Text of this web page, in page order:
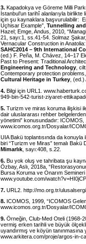
3. Kapadokya ve Göreme Milli
İstanbul’un tarihî alanlarıyla birlikte
için şu kaynaklara başvurulabilir:
Uçhisar Example”, Tunnelling
Hazel; Emge, Andus, 2010,
21, sayı:1, ss.41-54. Solmaz
Vernacular Construction in
SAHC2014 – 9th International
(ed.) F. Peña, M. Chávez, 14–17
Past to Present: Traditional
Engineering and Technology ,
Contemporary protection
Cultural Heritage in Turkey ,
4. Bilgi için URL1.
949-bin-542-turist-ziyaret-
5. Turizm ve miras koruma ilişkisi
dair uluslararası rehber
yönetimi” konusundadır: ICOMOS,
www.icomos.org.tr/Dosyalar/
UIA Bakü toplantısında da konuyla
biri “Turizm ve Miras” temalı Bakü
Mimarlık , sayı:408, s.22.
6. Bu yok oluş ve tahribata şu
Özbay, Aslı, 2018a,
Bursa Koruma ve Onarım
www.youtube.com/
7. URL2. http://mo.org.tr/
8. ICOMOS, 1999, “ICOMOS
www.icomos.org.tr/Dosyalar/
9. Örneğin, Club-Med Oteli (1968-
vermiş erken tarihli ve büyük
uyandırmış ve köyün tanınmasına
www.arkitera.com/proje/argos-in-